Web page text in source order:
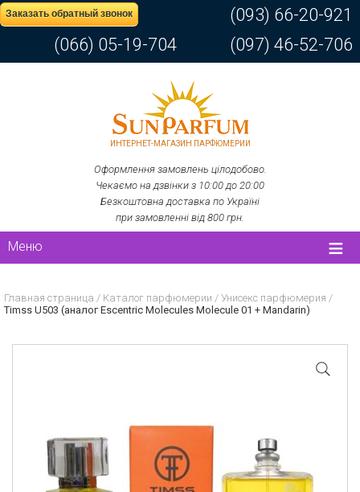
Заказать обратный звонок
(093) 66-20-921
(066) 05-19-704
(097) 46-52-706
ИНТЕРНЕТ-МАГАЗИН ПАРФЮМЕРИИ
Оформлення замовлень цілодобово.
Чекаємо на дзвінки з 10:00 до 20:00
Безкоштовна доставка по Україні
при замовленні від 800 грн.
Меню
Главная страница / Каталог парфюмерии / Унисекс парфюмерия /
Timss U503 (аналог Escentric Molecules Molecule 01 + Mandarin)